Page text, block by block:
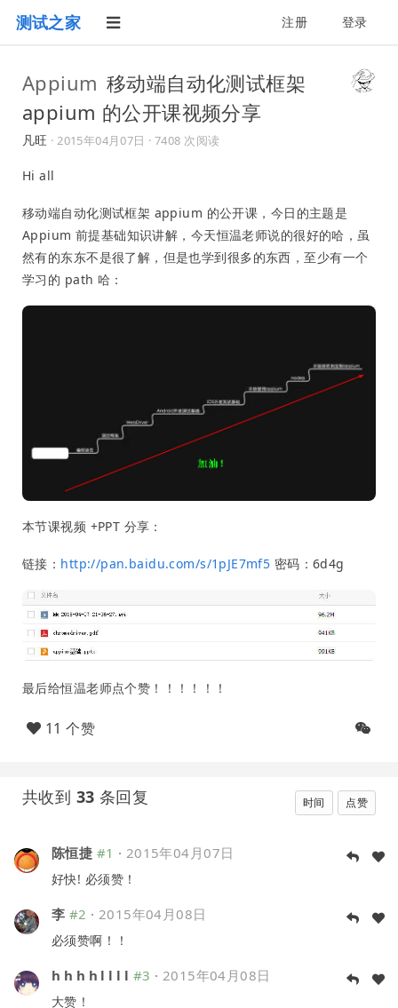
测试之家 注册 登录
Appium 移动端自动化测试框架
appium 的公开课视频分享
凡旺 ·2015年04月07日 · 7408 次阅读
Hi all
移动端自动化测试框架 appium 的公开课，今日的主题是
Appium 前提基础知识讲解，今天恒温老师说的很好的哈，虽
然有的东东不是很了解，但是也学到很多的东西，至少有一个
学习的 path 哈：
本节课视频 +PPT 分享：
链接： http://pan.baidu.com/s/1pJE7mf5 密码：6d4g
最后给恒温老师点个赞！！！！！！
11 个赞
共收到 33 条回复 时间 点赞
陈恒捷 #1 · 2015年04月07日
好快! 必须赞！
李 #2 · 2015年04月08日
必须赞啊！！
h h h h l l l l #3 · 2015年04月08日
大赞！